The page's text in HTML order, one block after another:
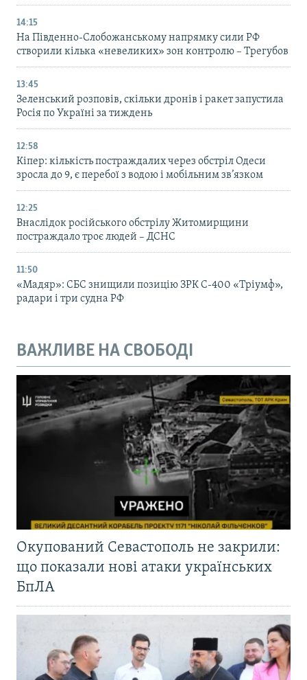
14:15
На Південно-Слобожанському напрямку сили РФ
створили кілька «невеликих» зон контролю – Трегубов
13:45
Зеленський розповів, скільки дронів і ракет запустила
Росія по Україні за тиждень
12:58
Кіпер: кількість постраждалих через обстріл Одеси
зросла до 9, є перебої з водою і мобільним зв’язком
12:25
Внаслідок російського обстрілу Житомирщини
постраждало троє людей – ДСНС
11:50
«Мадяр»: СБС знищили позицію ЗРК С-400 «Тріумф»,
радари і три судна РФ
ВАЖЛИВЕ НА СВОБОДІ
Окупований Севастополь не закрили:
що показали нові атаки українських
БпЛА